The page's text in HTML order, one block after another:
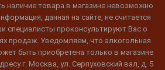
наличие товара в магазине невозможно
данная на сайте, не считается
специалисты проконсультируют Вас о
продаж. Уведомляем, что алкогольная
быть приобретена только в магазине
г. Москва, ул. Серпуховский вал, д. 5